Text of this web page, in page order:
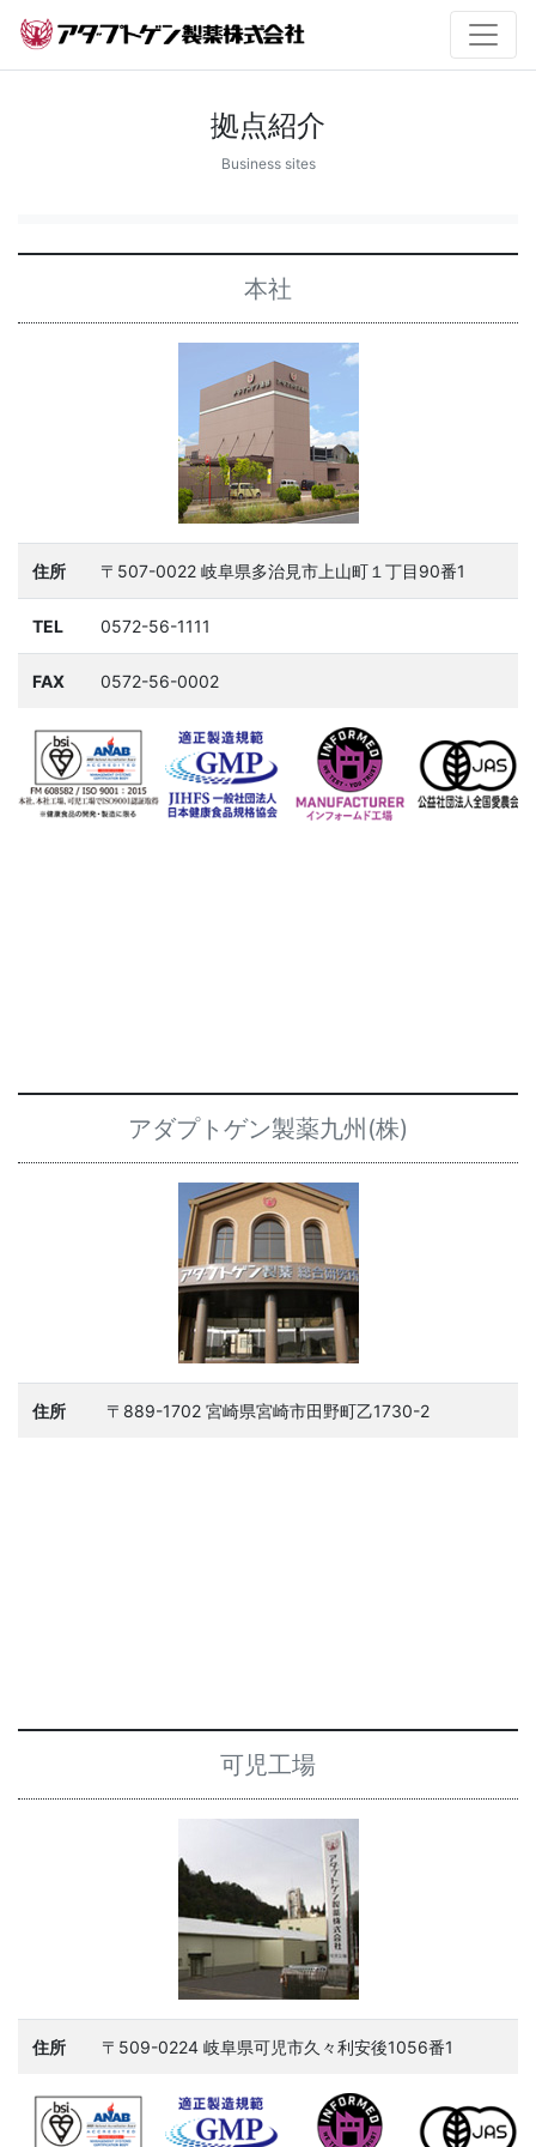
拠点紹介
Business sites
本社
住所 〒507-0022 岐阜県多治見市上山町１丁目90番1
TEL 0572-56-1111
FAX 0572-56-0002
アダプトゲン製薬九州(株)
住所 〒889-1702 宮崎県宮崎市田野町乙1730-2
可児工場
住所 〒509-0224 岐阜県可児市久々利安後1056番1